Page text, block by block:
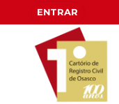
to
content
ENTRAR